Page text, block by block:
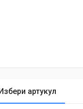
артукул